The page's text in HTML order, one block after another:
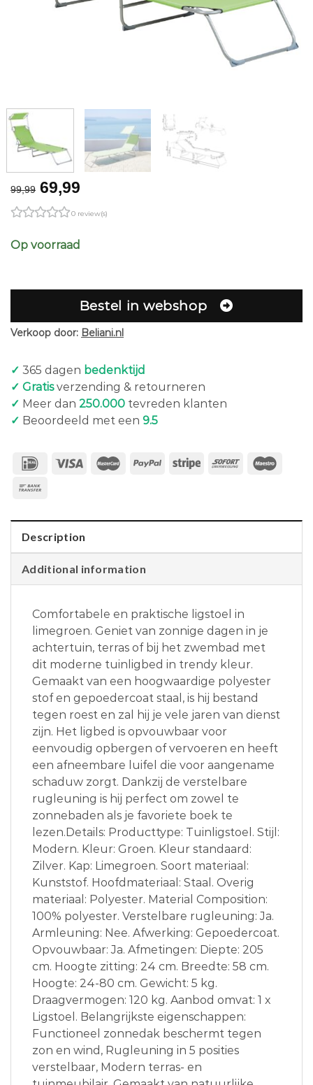
99,99 Original
price
was:
€99,99.
69,99
is:
0 review(s)
Op voorraad
Bestel in webshop
Verkoop door: Beliani.nl
✓ 365 dagen bedenktijd
✓ Gratisverzending & retourneren
✓ Meer dan 250.000 tevreden klanten
✓ Beoordeeld met een 9.5
Description
Additional information
Comfortabele en praktische ligstoel in
limegroen. Geniet van zonnige dagen in je
achtertuin, terras of bij het zwembad met
dit moderne tuinligbed in trendy kleur.
Gemaakt van een hoogwaardige polyester
stof en gepoedercoat staal, is hij bestand
tegen roest en zal hij je vele jaren van dienst
zijn. Het ligbed is opvouwbaar voor
eenvoudig opbergen of vervoeren en heeft
een afneembare luifel die voor aangename
schaduw zorgt. Dankzij de verstelbare
rugleuning is hij perfect om zowel te
zonnebaden als je favoriete boek te
lezen.Details: Producttype: Tuinligstoel. Stijl:
Modern. Kleur: Groen. Kleur standaard:
Zilver. Kap: Limegroen. Soort materiaal:
Kunststof. Hoofdmateriaal: Staal. Overig
materiaal: Polyester. Material Composition:
100% polyester. Verstelbare rugleuning: Ja.
Armleuning: Nee. Afwerking: Gepoedercoat.
Opvouwbaar: Ja. Afmetingen: Diepte: 205
cm. Hoogte zitting: 24 cm. Breedte: 58 cm.
Hoogte: 24-80 cm. Gewicht: 5 kg.
Draagvermogen: 120 kg. Aanbod omvat: 1 x
Ligstoel. Belangrijkste eigenschappen:
Functioneel zonnedak beschermt tegen
zon en wind, Rugleuning in 5 posities
verstelbaar, Modern terras- en